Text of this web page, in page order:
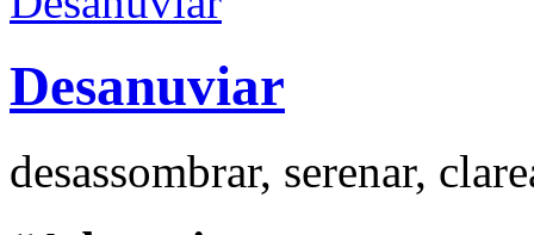
Desanuviar
desassombrar, serenar,